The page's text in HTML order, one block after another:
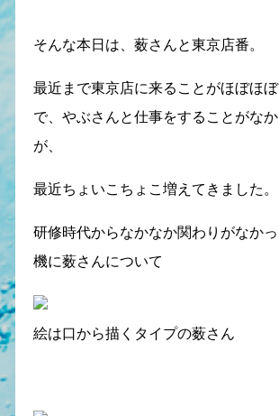
そんな本日は、薮さんと東京店番。
最近まで東京店に来ることがほぼほ
で、やぶさんと仕事をすることがな
が、
最近ちょいこちょこ増えてきました。
研修時代からなかなか関わりがなか
機に薮さんについて
絵は口から描くタイプの薮さん